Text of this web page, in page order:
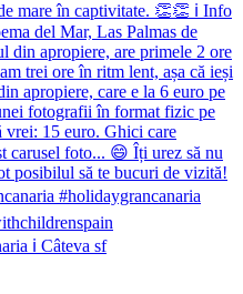
ℹ️ Câteva sf